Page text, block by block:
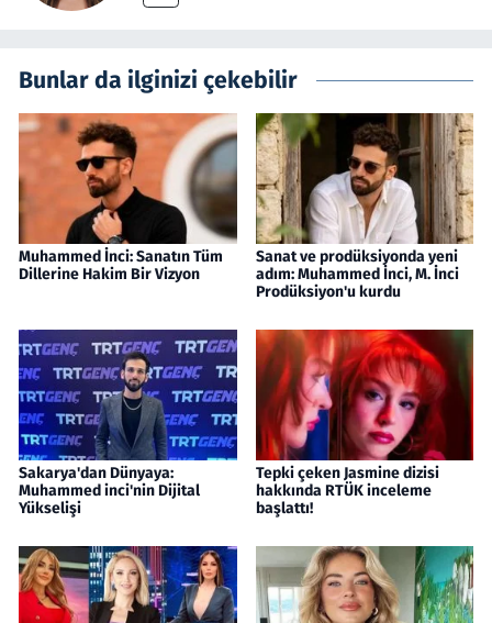
Bunlar da ilginizi çekebilir
Muhammed İnci: Sanatın Tüm
Dillerine Hakim Bir Vizyon
Sanat ve prodüksiyonda yeni
adım: Muhammed İnci, M. İnci
Prodüksiyon'u kurdu
Sakarya'dan Dünyaya:
Muhammed inci'nin Dijital
Yükselişi
Tepki çeken Jasmine dizisi
hakkında RTÜK inceleme
başlattı!